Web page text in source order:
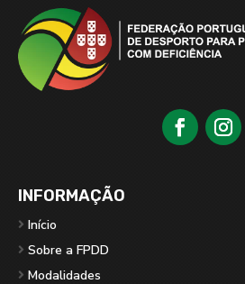
INFORMAÇÃO
Início
Sobre a FPDD
Modalidades